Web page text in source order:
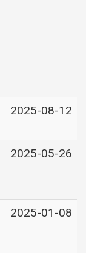
2025-08-12
2025-05-26
2025-01-08